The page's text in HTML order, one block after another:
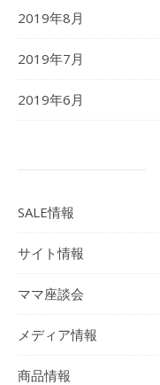
2019年8月
2019年7月
2019年6月
SALE情報
サイト情報
ママ座談会
メディア情報
商品情報